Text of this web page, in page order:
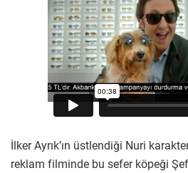
İlker Ayrık’ın üstlendiği Nuri
reklam filminde bu sefer köpeği Şef